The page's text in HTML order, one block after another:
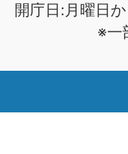
開庁日:月曜日
※一